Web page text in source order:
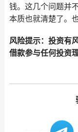
钱。这几个问题并
本质也就清楚了。
风险提示：投资有
借款参与任何投资